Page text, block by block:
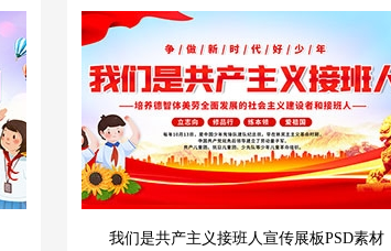
我们是共产主义接班人宣传展板PSD素材